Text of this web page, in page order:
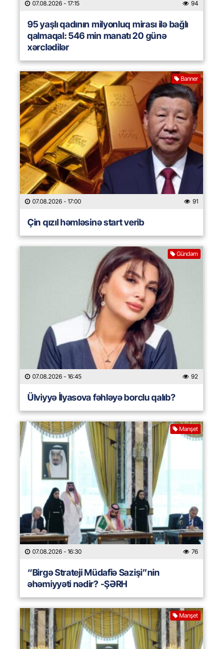
07.08.2026 - 17:15 94
95 yaşlı qadının milyonluq mirası ilə bağlı
qalmaqal: 546 min manatı 20 günə
xərclədilər
Banner
07.08.2026 - 17:00 91
Çin qızıl həmləsinə start verib
Gündəm
07.08.2026 - 16:45 92
Ülviyyə İlyasova fəhləyə borclu qalıb?
Manşet
07.08.2026 - 16:30 76
“Birgə Strateji Müdafiə Sazişi”nin
əhəmiyyəti nədir? -ŞƏRH
Manşet